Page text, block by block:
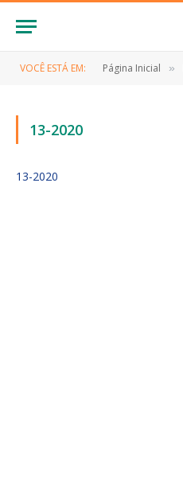
VOCÊ ESTÁ EM: Página Inicial »
13-2020
13-2020